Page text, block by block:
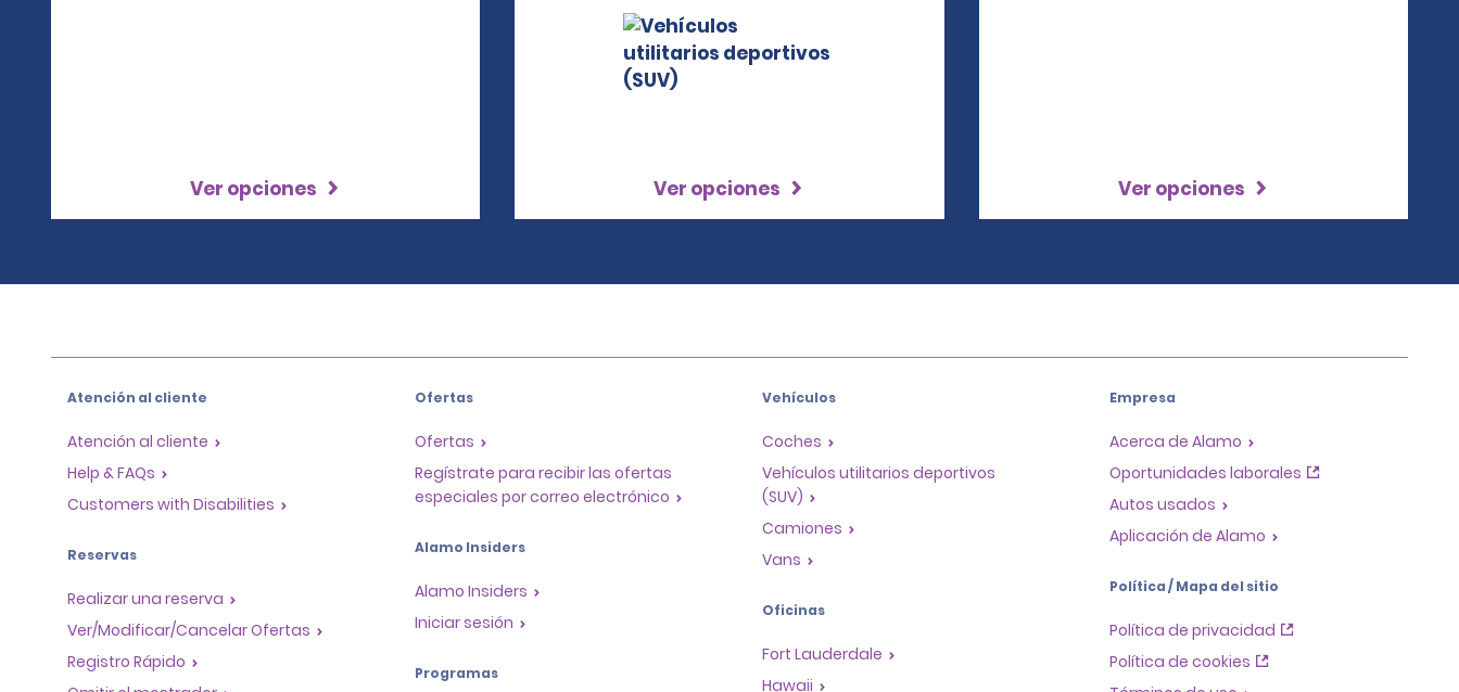
Ver opciones Ver opciones Ver opciones
Atención al cliente
Atención al cliente
Help & FAQs
Customers with Disabilities
Reservas
Realizar una reserva
Ver/Modificar/Cancelar Ofertas
Registro Rápido
Ofertas
Ofertas
Regístrate para recibir las ofertas
especiales por correo electrónico
Alamo Insiders
Alamo Insiders
Iniciar sesión
Programas
Vehículos
Coches
Vehículos utilitarios deportivos
(SUV)
Camiones
Vans
Oficinas
Fort Lauderdale
Hawaii
Empresa
Acerca de Alamo
Oportunidades laborales
Autos usados
Aplicación de Alamo
Política / Mapa del sitio
Política de privacidad
Política de cookies